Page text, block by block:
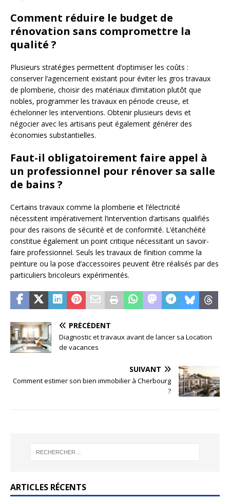
Comment réduire le budget de
rénovation sans compromettre la
qualité ?
Plusieurs stratégies permettent d’optimiser les coûts :
conserver l’agencement existant pour éviter les gros travaux
de plomberie, choisir des matériaux d’imitation plutôt que
nobles, programmer les travaux en période creuse, et
échelonner les interventions. Obtenir plusieurs devis et
négocier avec les artisans peut également générer des
économies substantielles.
Faut-il obligatoirement faire appel à
un professionnel pour rénover sa salle
de bains ?
Certains travaux comme la plomberie et l’électricité
nécessitent impérativement l’intervention d’artisans qualifiés
pour des raisons de sécurité et de conformité. L’étanchéité
constitue également un point critique nécessitant un savoir-
faire professionnel. Seuls les travaux de finition comme la
peinture ou la pose d’accessoires peuvent être réalisés par des
particuliers bricoleurs expérimentés.
PRÉCÉDENT
Diagnostic et travaux avant de lancer sa Location
de vacances
SUIVANT
Comment estimer son bien immobilier à Cherbourg
?
ARTICLES RÉCENTS